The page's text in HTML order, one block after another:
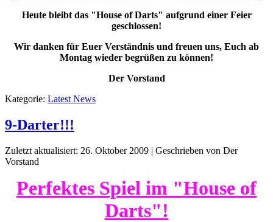
Heute bleibt das "House of Darts" aufgrund einer Feier
geschlossen!
Wir danken für Euer Verständnis und freuen uns, Euch ab
Montag wieder begrüßen zu können!
Der Vorstand
Kategorie: Latest News
9-Darter!!!
Zuletzt aktualisiert: 26. Oktober 2009 | Geschrieben von Der
Vorstand
Perfektes Spiel im "House of
Darts"!